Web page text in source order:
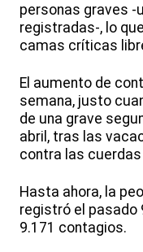
personas graves
registradas-, lo
camas críticas
El aumento de
semana, justo
de una grave
abril, tras las
contra las
Hasta ahora, la
registró el pasado
9.171 contagios.